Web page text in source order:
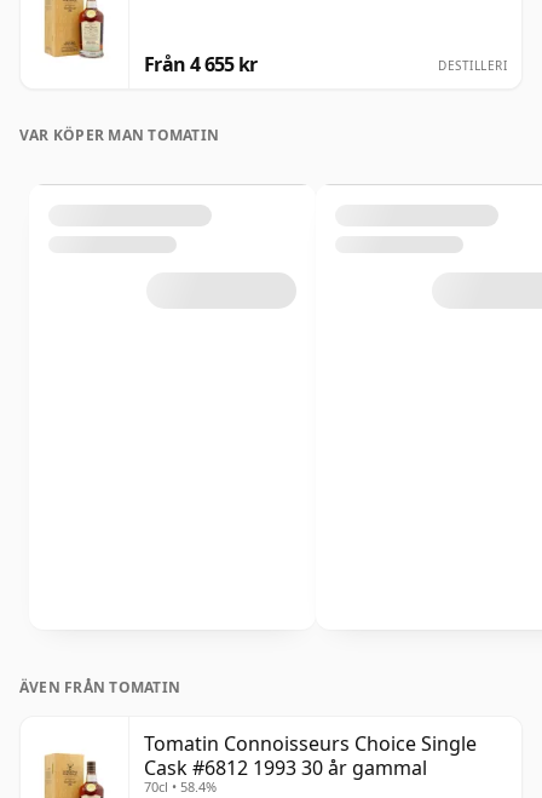
Från 4 655 kr DESTILLERI
VAR KÖPER MAN TOMATIN
ÄVEN FRÅN TOMATIN
Tomatin Connoisseurs Choice Single
Cask #6812 1993 30 år gammal
70cl • 58.4%